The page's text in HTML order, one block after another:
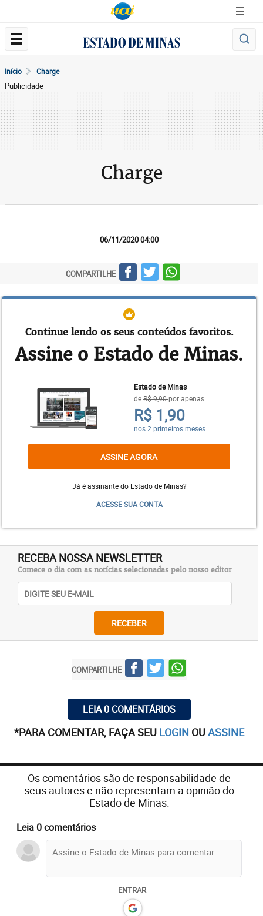
Início Charge
Publicidade
Charge
06/11/2020 04:00
COMPARTILHE
Continue lendo os seus conteúdos favoritos.
Assine o Estado de Minas.
Estado de Minas
deR$ 9,90por apenas
R$ 1,90
nos 2 primeiros meses
ASSINE AGORA
Já é assinante do Estado de Minas?
ACESSE SUA CONTA
RECEBA NOSSA NEWSLETTER
Comece o dia com as notícias selecionadas pelo nosso editor
RECEBER
COMPARTILHE
LEIA 0 COMENTÁRIOS
*PARA COMENTAR, FAÇA SEU LOGIN OUASSINE
Os comentários são de responsabilidade de
seus autores e não representam a opinião do
Estado de Minas.
Leia 0 comentários
ENTRAR